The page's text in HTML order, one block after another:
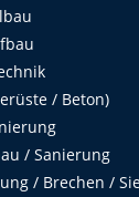
/ Beton)
/ Sanierung
/ Brechen /